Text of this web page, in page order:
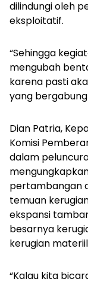
dilindungi oleh
eksploitatif.
“Sehingga
mengubah
karena pasti
yang
Dian Patria,
Komisi
dalam
pertambangan
temuan
ekspansi
besarnya
kerugian
“Kalau kita